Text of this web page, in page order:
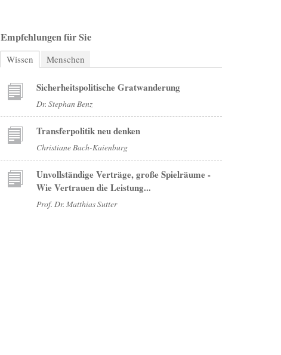
Empfehlungen für Sie
Wissen Menschen
Sicherheitspolitische Gratwanderung
Dr. Stephan Benz
Transferpolitik neu denken
Christiane Bach-Kaienburg
Unvollständige Verträge, große Spielräume -
Wie Vertrauen die Leistung...
Prof. Dr. Matthias Sutter